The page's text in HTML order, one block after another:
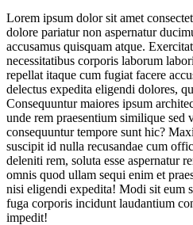
Lorem ipsum dolor sit amet
dolore pariatur non aspernatur
accusamus quisquam atque.
necessitatibus corporis laborum
repellat itaque cum fugiat facere
delectus expedita eligendi dolores,
Consequuntur maiores ipsum
unde rem praesentium similique sed
consequuntur tempore sunt hic?
suscipit id nulla recusandae cum
deleniti rem, soluta esse aspernatur
omnis quod ullam sequi enim et
nisi eligendi expedita! Modi sit eum
fuga corporis incidunt laudantium
impedit!